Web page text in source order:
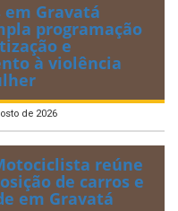
em Gravatá
programação
e
à violência
de 2026
reúne
de carros e
em Gravatá